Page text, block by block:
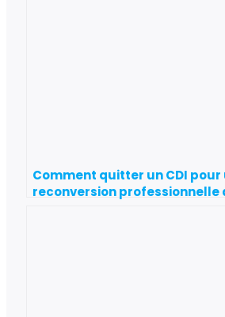
Comment quitter un CDI pour
reconversion professionnelle